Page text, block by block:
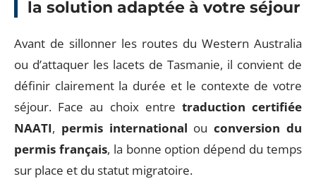
la solution adaptée à votre séjour
Avant de sillonner les routes du Western Australia
ou d’attaquer les lacets de Tasmanie, il convient de
définir clairement la durée et le contexte de votre
séjour. Face au choix entre traduction certifiée
NAATI, permis international ouconversion du
permis français, la bonne option dépend du temps
sur place et du statut migratoire.